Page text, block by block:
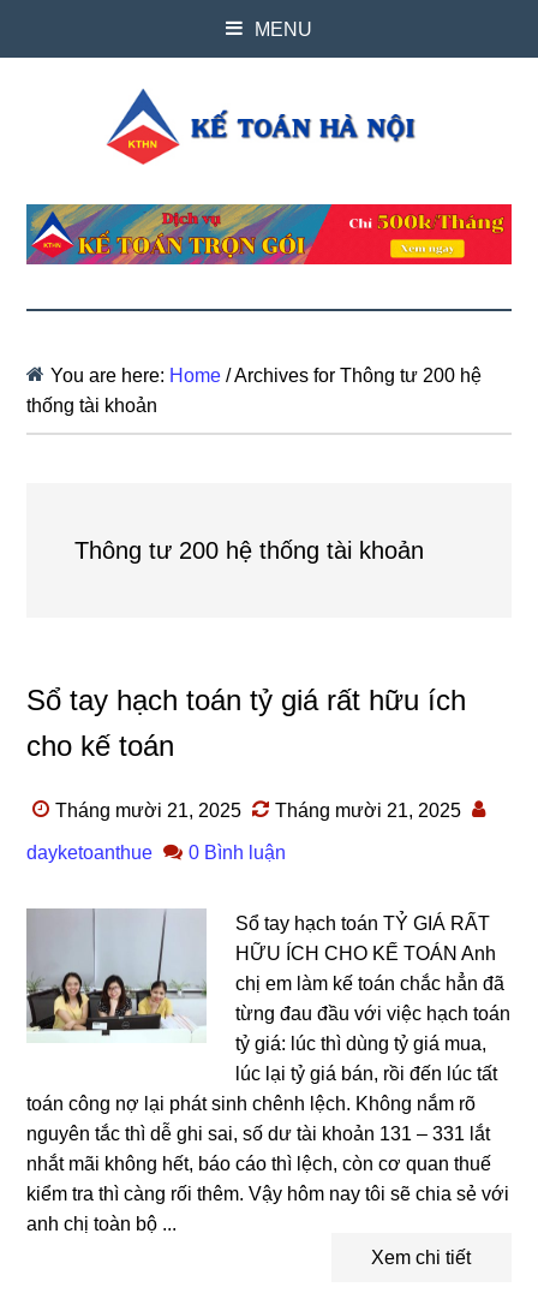
MENU
You are here: Home /Archives for Thông tư 200 hệ
thống tài khoản
Thông tư 200 hệ thống tài khoản
Sổ tay hạch toán tỷ giá rất hữu ích
cho kế toán
Tháng mười 21, 2025 Tháng mười 21, 2025
dayketoanthue 0 Bình luận
Sổ tay hạch toán TỶ GIÁ RẤT
HỮU ÍCH CHO KẾ TOÁN Anh
chị em làm kế toán chắc hẳn đã
từng đau đầu với việc hạch toán
tỷ giá: lúc thì dùng tỷ giá mua,
lúc lại tỷ giá bán, rồi đến lúc tất
toán công nợ lại phát sinh chênh lệch. Không nắm rõ
nguyên tắc thì dễ ghi sai, số dư tài khoản 131 – 331 lắt
nhắt mãi không hết, báo cáo thì lệch, còn cơ quan thuế
kiểm tra thì càng rối thêm. Vậy hôm nay tôi sẽ chia sẻ với
anh chị toàn bộ ...
Xem chi tiết